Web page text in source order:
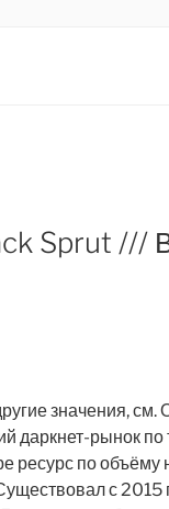
Sprut ///
значения,
даркнет-рынок по
ресурс по объёму
с